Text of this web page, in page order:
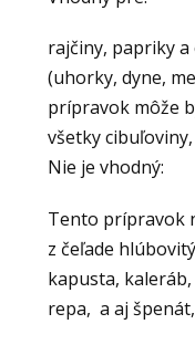
rajčiny, papriky
(uhorky, dyne,
prípravok môže
všetky
Nie je vhodný:
Tento prípravok
z čeľade
kapusta,
repa, a aj